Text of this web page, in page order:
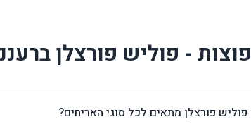
- פוליש פורצלן
פורצלן מתאים לכל סוגי האריחים?